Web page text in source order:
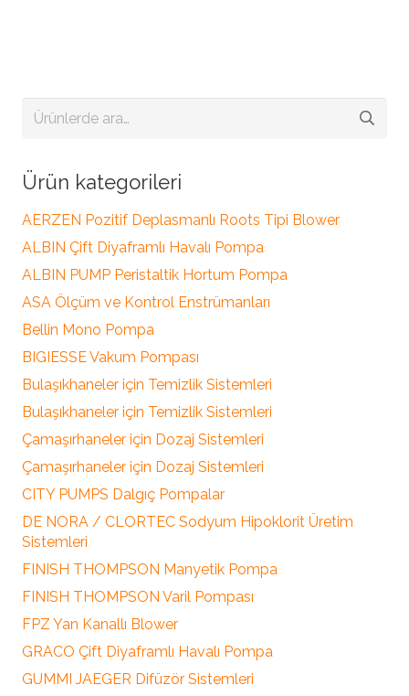
Ara:
Ürün kategorileri
AERZEN Pozitif Deplasmanlı Roots Tipi Blower
ALBIN Çift Diyaframlı Havalı Pompa
ALBIN PUMP Peristaltik Hortum Pompa
ASA Ölçüm ve Kontrol Enstrümanları
Bellin Mono Pompa
BIGIESSE Vakum Pompası
Bulaşıkhaneler için Temizlik Sistemleri
Bulaşıkhaneler için Temizlik Sistemleri
Çamaşırhaneler için Dozaj Sistemleri
Çamaşırhaneler için Dozaj Sistemleri
CITY PUMPS Dalgıç Pompalar
DE NORA / CLORTEC Sodyum Hipoklorit Üretim
Sistemleri
FINISH THOMPSON Manyetik Pompa
FINISH THOMPSON Varil Pompası
FPZ Yan Kanallı Blower
GRACO Çift Diyaframlı Havalı Pompa
GUMMI JAEGER Difüzör Sistemleri